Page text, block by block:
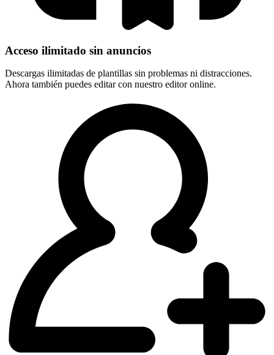
Acceso ilimitado sin anuncios
Descargas ilimitadas de plantillas sin problemas ni distracciones.
Ahora también puedes editar con nuestro editor online.